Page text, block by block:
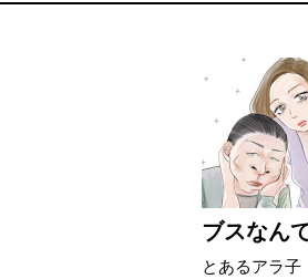
ブスなん
とあるアラ子